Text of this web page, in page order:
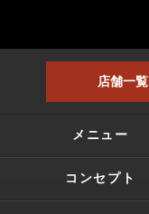
店舗一覧
メニュー
コンセプト